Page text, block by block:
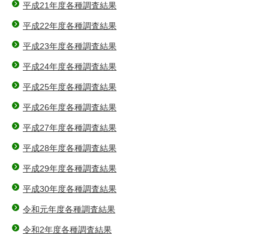
平成21年度各種調査結果
平成22年度各種調査結果
平成23年度各種調査結果
平成24年度各種調査結果
平成25年度各種調査結果
平成26年度各種調査結果
平成27年度各種調査結果
平成28年度各種調査結果
平成29年度各種調査結果
平成30年度各種調査結果
令和元年度各種調査結果
令和2年度各種調査結果